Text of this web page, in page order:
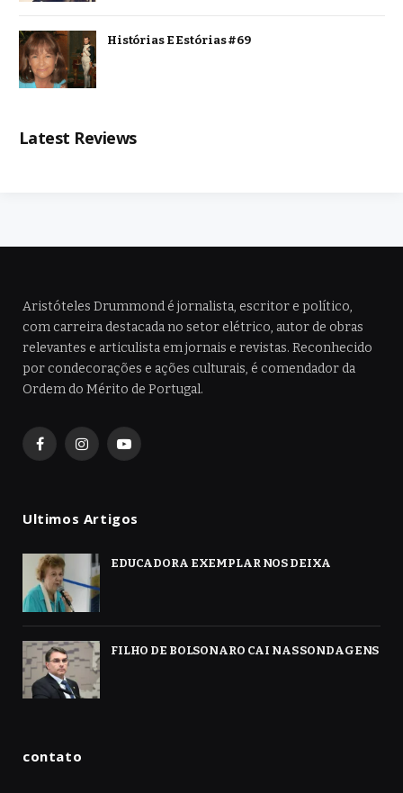
Histórias E Estórias #69
Latest Reviews
Aristóteles Drummond é jornalista, escritor e político,
com carreira destacada no setor elétrico, autor de obras
relevantes e articulista em jornais e revistas. Reconhecido
por condecorações e ações culturais, é comendador da
Ordem do Mérito de Portugal.
FacebookInstagramYouTube
Ultimos Artigos
EDUCADORA EXEMPLAR NOS DEIXA
FILHO DE BOLSONARO CAI NAS SONDAGENS
contato